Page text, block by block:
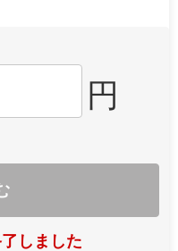
円
しました